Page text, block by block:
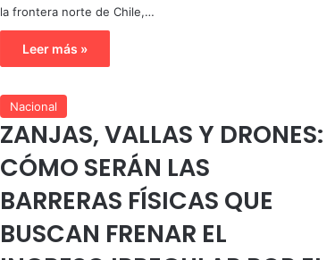
la frontera norte de Chile,…
Leer más »
Nacional
ZANJAS, VALLAS Y DRONES:
CÓMO SERÁN LAS
BARRERAS FÍSICAS QUE
BUSCAN FRENAR EL